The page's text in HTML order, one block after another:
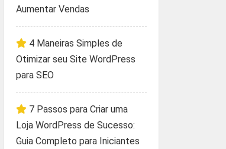
Aumentar Vendas
4 Maneiras Simples de
Otimizar seu Site WordPress
para SEO
7 Passos para Criar uma
Loja WordPress de Sucesso:
Guia Completo para Iniciantes